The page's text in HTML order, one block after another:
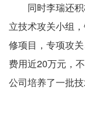
同时李瑞还
立技术攻关小组
修项目，专项攻
费用近20万元，
公司培养了一批技